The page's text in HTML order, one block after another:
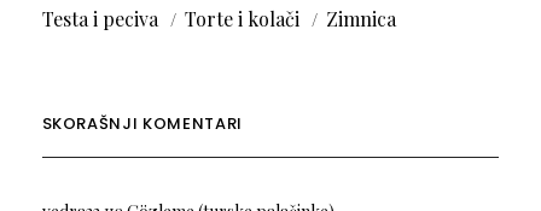
Testa i peciva
Torte i kolači Zimnica
SKORAŠNJI KOMENTARI